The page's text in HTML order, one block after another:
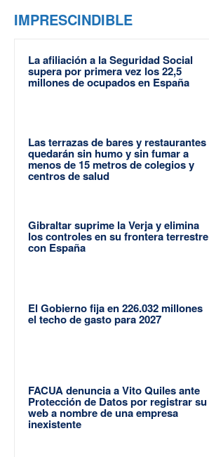
IMPRESCINDIBLE
La afiliación a la Seguridad Social
supera por primera vez los 22,5
millones de ocupados en España
Las terrazas de bares y restaurantes
quedarán sin humo y sin fumar a
menos de 15 metros de colegios y
centros de salud
Gibraltar suprime la Verja y elimina
los controles en su frontera terrestre
con España
El Gobierno fija en 226.032 millones
el techo de gasto para 2027
FACUA denuncia a Vito Quiles ante
Protección de Datos por registrar su
web a nombre de una empresa
inexistente